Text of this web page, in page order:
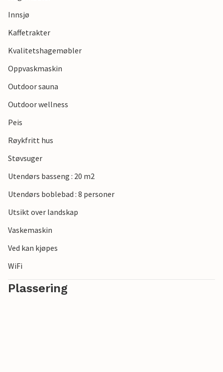
Innsjø
Kaffetrakter
Kvalitetshagemøbler
Oppvaskmaskin
Outdoor sauna
Outdoor wellness
Peis
Røykfritt hus
Støvsuger
Utendørs basseng : 20 m2
Utendørs boblebad : 8 personer
Utsikt over landskap
Vaskemaskin
Ved kan kjøpes
WiFi
Plassering